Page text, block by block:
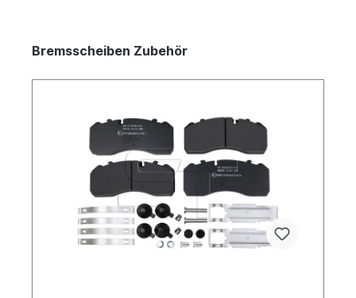
Bremsscheiben Zubehör